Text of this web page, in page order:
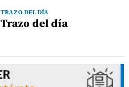
TRAZO DEL DÍA
Trazo del día